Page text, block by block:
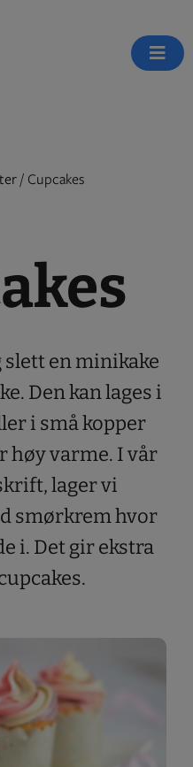
/ Cupcakes
slett en minikake
Den kan lages i
i små kopper
høy varme. I vår
lager vi
smørkrem hvor
i. Det gir ekstra